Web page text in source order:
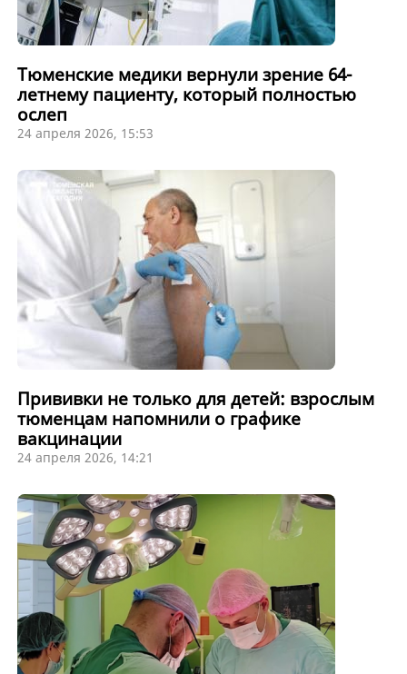
Тюменские медики вернули зрение 64-
летнему пациенту, который полностью
ослеп
24 апреля 2026, 15:53
Прививки не только для детей: взрослым
тюменцам напомнили о графике
вакцинации
24 апреля 2026, 14:21